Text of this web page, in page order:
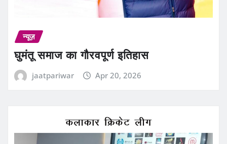
न्यूज़
घुमंतू समाज का गौरवपूर्ण इतिहास
jaatpariwar Apr 20, 2026